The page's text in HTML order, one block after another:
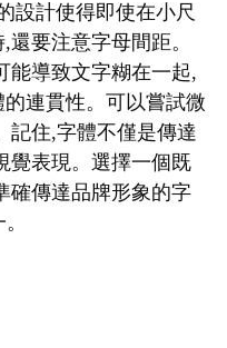
設計使得即使在小尺
要注意字母間距。
能導致文字糊在一起,
連貫性。可以嘗試微
記住,字體不僅是傳達
覺表現。選擇一個既
確傳達品牌形象的字